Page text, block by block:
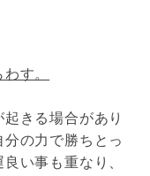
す。
きる場合があり
の力で勝ちとっ
い事も重なり、